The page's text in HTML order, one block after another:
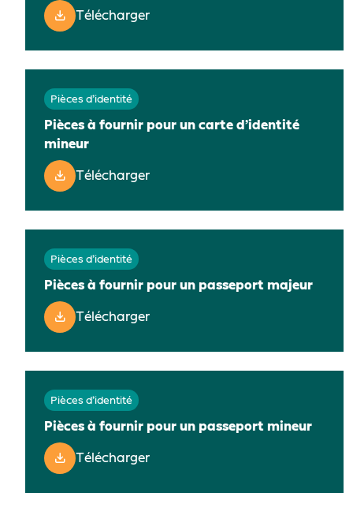
Télécharger
Pièces d’identité
Pièces à fournir pour un carte d’identité
mineur
Télécharger
Pièces d’identité
Pièces à fournir pour un passeport majeur
Télécharger
Pièces d’identité
Pièces à fournir pour un passeport mineur
Télécharger